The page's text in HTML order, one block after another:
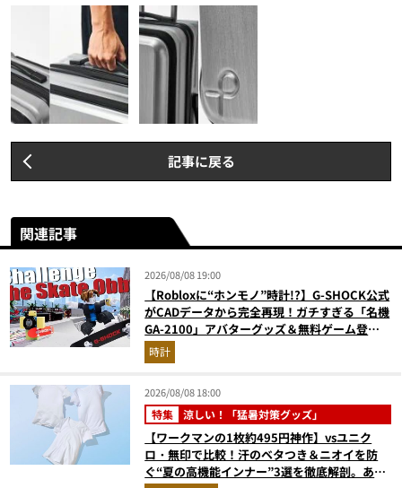
記事に戻る
関連記事
2026/08/08 19:00
【Robloxに“ホンモノ”時計!?】G-SHOCK公式
がCADデータから完全再現！ガチすぎる「名機
GA-2100」アバターグッズ＆無料ゲーム登場
が見逃せない
時計
2026/08/08 18:00
特集 涼しい！「猛暑対策グッズ」
【ワークマンの1枚約495円神作】vsユニク
ロ・無印で比較！汗のベタつき＆ニオイを防
ぐ“夏の高機能インナー”3選を徹底解剖。あな